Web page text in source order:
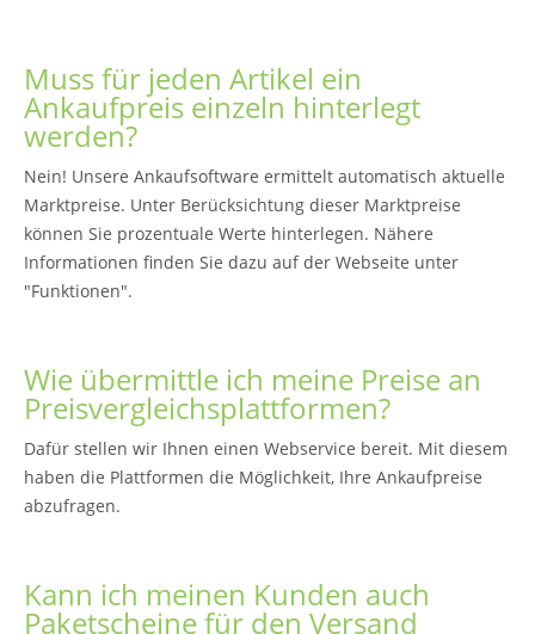
Muss für jeden Artikel ein
Ankaufpreis einzeln hinterlegt
werden?
Nein! Unsere Ankaufsoftware ermittelt automatisch aktuelle
Marktpreise. Unter Berücksichtung dieser Marktpreise
können Sie prozentuale Werte hinterlegen. Nähere
Informationen finden Sie dazu auf der Webseite unter
"Funktionen".
Wie übermittle ich meine Preise an
Preisvergleichsplattformen?
Dafür stellen wir Ihnen einen Webservice bereit. Mit diesem
haben die Plattformen die Möglichkeit, Ihre Ankaufpreise
abzufragen.
Kann ich meinen Kunden auch
Paketscheine für den Versand